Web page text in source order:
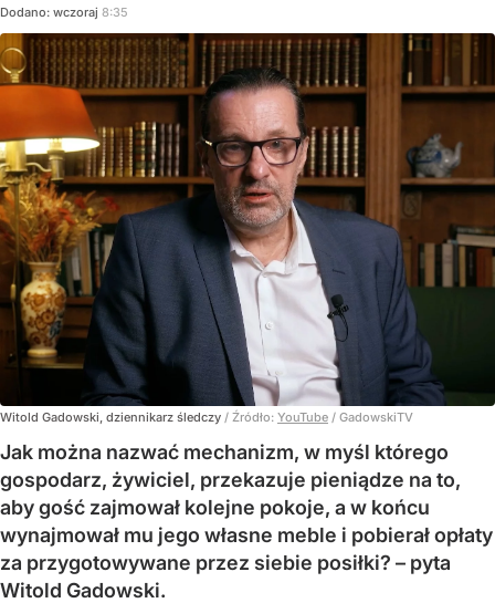
Dodano: wczoraj 8:35
Witold Gadowski, dziennikarz śledczy / Źródło: YouTube / GadowskiTV
Jak można nazwać mechanizm, w myśl którego
gospodarz, żywiciel, przekazuje pieniądze na to,
aby gość zajmował kolejne pokoje, a w końcu
wynajmował mu jego własne meble i pobierał opłaty
za przygotowywane przez siebie posiłki? – pyta
Witold Gadowski.